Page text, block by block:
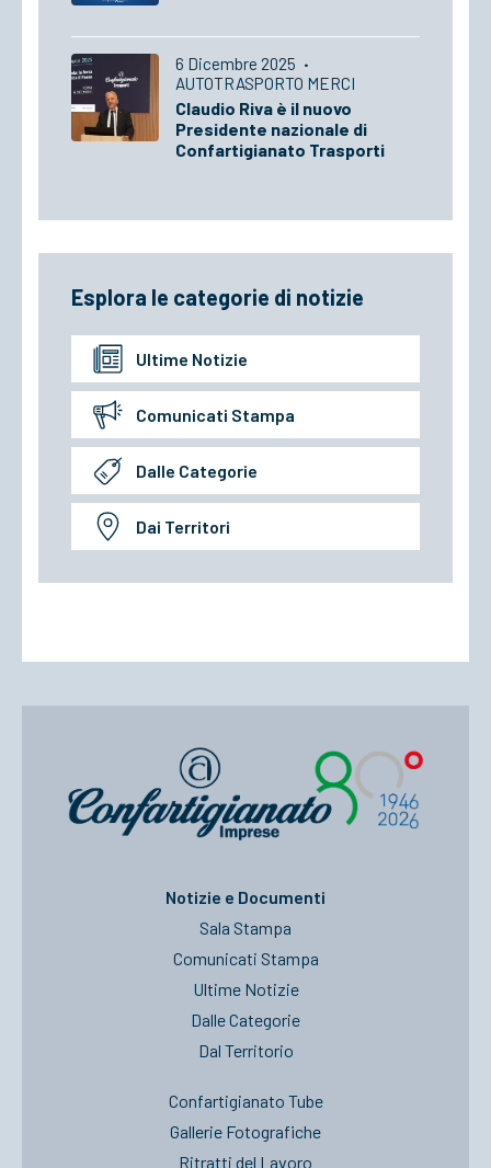
6 Dicembre 2025 ·
AUTOTRASPORTO MERCI
Claudio Riva è il nuovo
Presidente nazionale di
Confartigianato Trasporti
Esplora le categorie di notizie
Ultime Notizie
Comunicati Stampa
Dalle Categorie
Dai Territori
Notizie e Documenti
Sala Stampa
Comunicati Stampa
Ultime Notizie
Dalle Categorie
Dal Territorio
Confartigianato Tube
Gallerie Fotografiche
Ritratti del Lavoro